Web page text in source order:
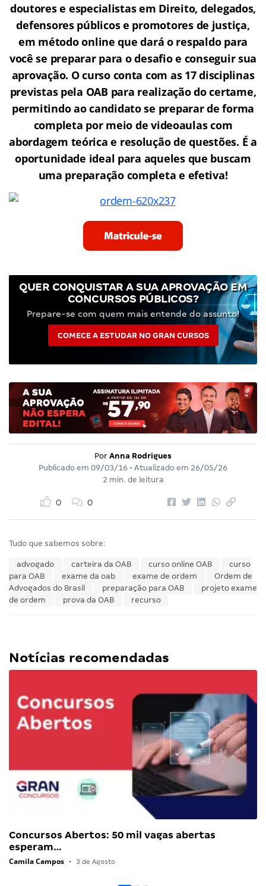
doutores e especialistas em Direito, delegados,
defensores públicos e promotores de justiça,
em método online que dará o respaldo para
você se preparar para o desafio e conseguir sua
aprovação. O curso conta com as 17 disciplinas
previstas pela OAB para realização do certame,
permitindo ao candidato se preparar de forma
completa por meio de videoaulas com
abordagem teórica e resolução de questões. É a
oportunidade ideal para aqueles que buscam
uma preparação completa e efetiva!
QUER CONQUISTAR A SUA APROVAÇÃO EM
CONCURSOS PÚBLICOS?
Prepare-se com quem mais entende do assunto!
COMECE A ESTUDAR NO GRAN CURSOS
Por Anna Rodrigues
Publicado em 09/03/16 • Atualizado em 26/05/26
2 min. de leitura
0 0
Tudo que sabemos sobre:
advogado carteira da OAB curso online OAB
curso
para OAB
exame da oab exame de ordem
Ordem de
Advogados do Brasil
preparação para OAB
projeto exame
de ordem
prova da OAB recurso
Notícias recomendadas
Concursos Abertos: 50 mil vagas abertas
esperam…
Camila Campos • 3 de Agosto